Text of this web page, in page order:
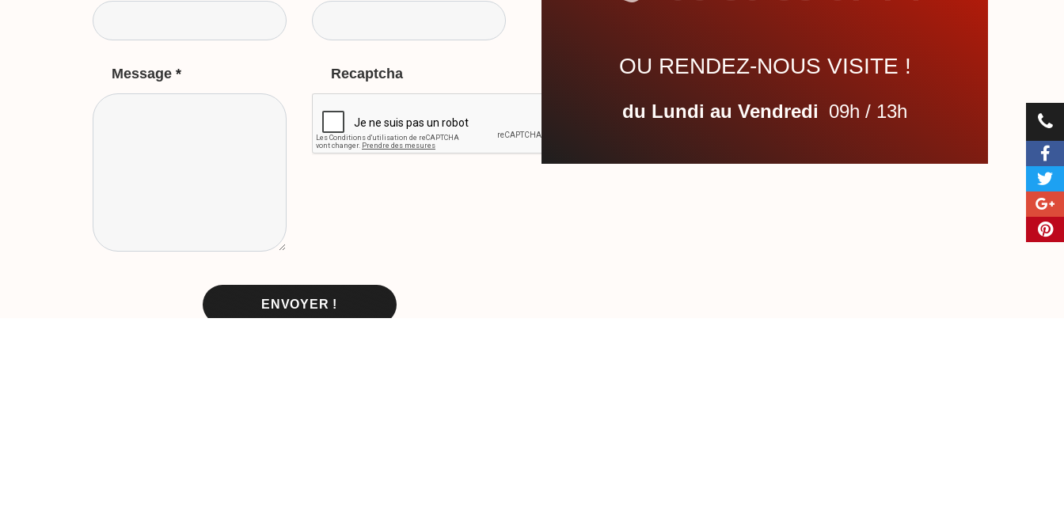
Message * Recaptcha OU RENDEZ-NOUS VISITE !
du Lundi au Vendredi 09h / 13h